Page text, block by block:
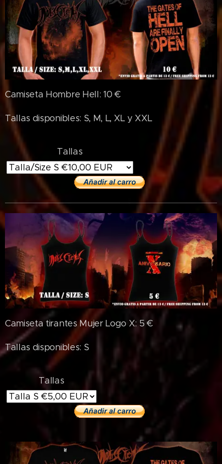
Camiseta Hombre Hell: 10 €
Tallas disponibles: S, M, L, XL y XXL
Tallas
Camiseta tirantes Mujer Logo X: 5 €
Tallas disponibles: S
Tallas